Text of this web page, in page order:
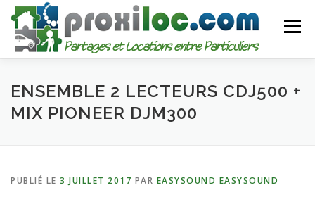
Aller
contenu
Menu
CATEGORIES AJOUTER UNE ANNONCE
ENSEMBLE 2 LECTEURS CDJ500 +
MIX PIONEER DJM300
PUBLIÉ LE 3 JUILLET 2017 PAR EASYSOUND EASYSOUND